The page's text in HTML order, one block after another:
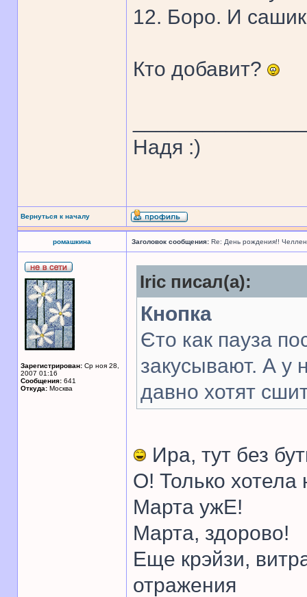
12. Боро. И
Кто добавит?
Надя :)
Вернуться к началу
ромашкина Заголовок сообщения: Re: День рождения!!
Зарегистрирован: Ср ноя 28,
2007 01:16
Сообщения: 641
Откуда: Москва
Iric писал(а):
Кнопка
Єто как пауза
закусывают. А у
давно хотят
Ира, тут без
О! Только хотела
Марта ужЕ!
Марта, здорово!
Еще крэйзи,
отражения